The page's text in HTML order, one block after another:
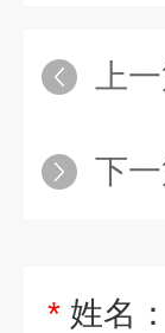
上
下一
* 姓名：